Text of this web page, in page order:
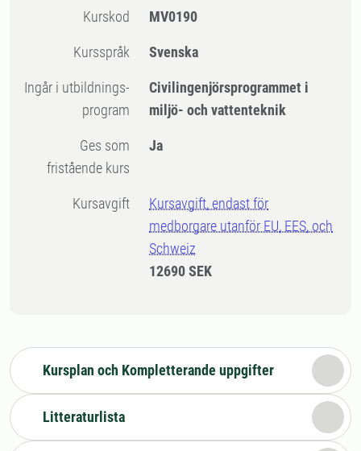
Kurskod MV0190
Kursspråk Svenska
Ingår i utbildnings-
program
Civilingenjörsprogrammet i
miljö- och vattenteknik
Ges som
fristående kurs
Ja
Kursavgift
Kursavgift, endast för
medborgare utanför EU, EES, och
Schweiz
12690 SEK
Kursplan och Kompletterande uppgifter
Litteraturlista